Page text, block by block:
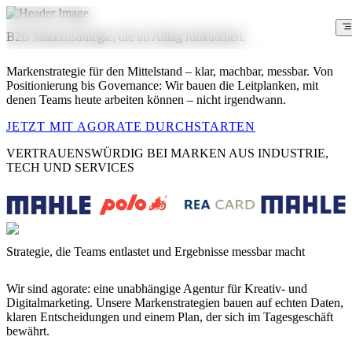
B2B Markenstrategie, die im Alltag funktioniert.
Markenstrategie für den Mittelstand – klar, machbar, messbar. Von
Positionierung bis Governance: Wir bauen die Leitplanken, mit
denen Teams heute arbeiten können – nicht irgendwann.
JETZT MIT AGORATE DURCHSTARTEN
VERTRAUENSWÜRDIG BEI MARKEN AUS INDUSTRIE,
TECH UND SERVICES
Strategie, die Teams entlastet und Ergebnisse messbar macht
Wir sind agorate: eine unabhängige Agentur für Kreativ- und
Digitalmarketing. Unsere Markenstrategien bauen auf echten Daten,
klaren Entscheidungen und einem Plan, der sich im Tagesgeschäft
bewährt.